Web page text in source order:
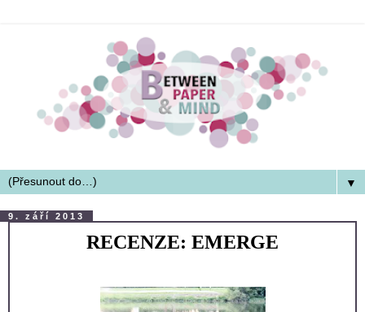
▼
9. září 2013
RECENZE: EMERGE